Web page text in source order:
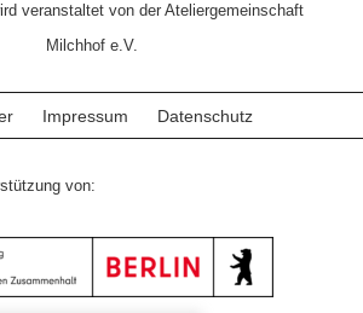
veranstaltet von der Ateliergemeinschaft
Milchhof e.V.
Impressum Datenschutz
von: